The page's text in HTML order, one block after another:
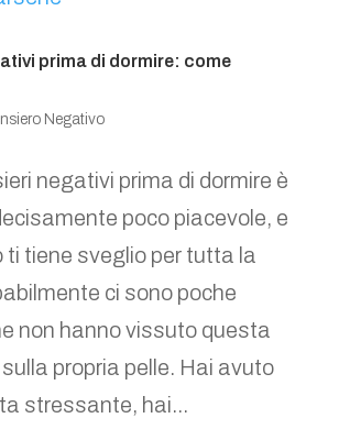
prima di dormire: come
Negativo
negativi prima di dormire è
poco piacevole, e
ti tiene sveglio per tutta la
ci sono poche
non hanno vissuto questa
propria pelle. Hai avuto
stressante, hai...